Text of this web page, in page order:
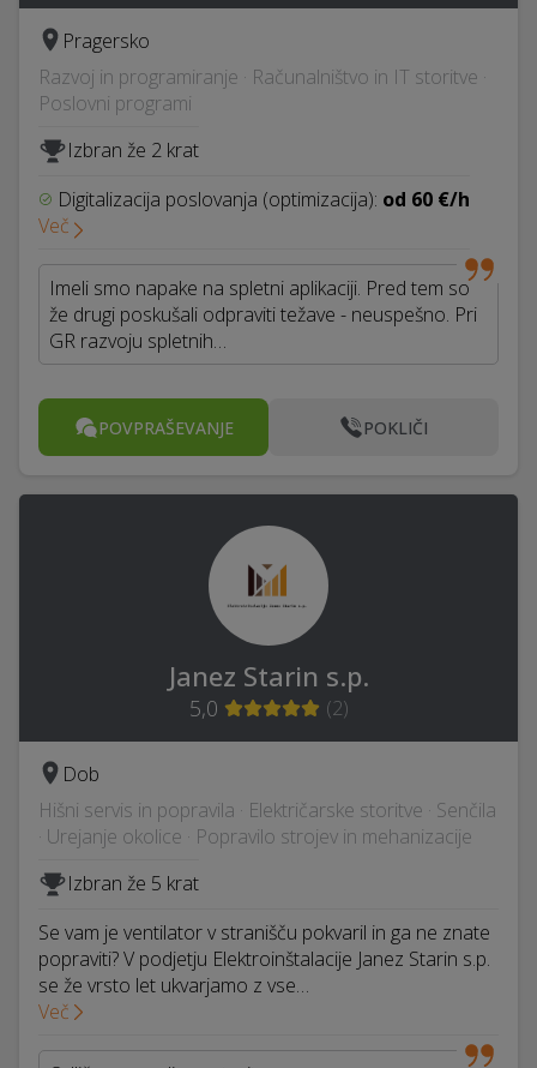
Pragersko
Razvoj in programiranje · Računalništvo in IT storitve ·
Poslovni programi
Izbran že 2 krat
Digitalizacija poslovanja (optimizacija): od 60 €/h
Več
Imeli smo napake na spletni aplikaciji. Pred tem so
že drugi poskušali odpraviti težave - neuspešno. Pri
GR razvoju spletnih…
POVPRAŠEVANJE POKLIČI
Janez Starin s.p.
5,0 (2)
Dob
Hišni servis in popravila · Električarske storitve · Senčila
· Urejanje okolice · Popravilo strojev in mehanizacije
Izbran že 5 krat
Se vam je ventilator v stranišču pokvaril in ga ne znate
popraviti? V podjetju Elektroinštalacije Janez Starin s.p.
se že vrsto let ukvarjamo z vse…
Več